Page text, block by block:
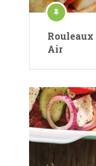
Rouleaux
Air